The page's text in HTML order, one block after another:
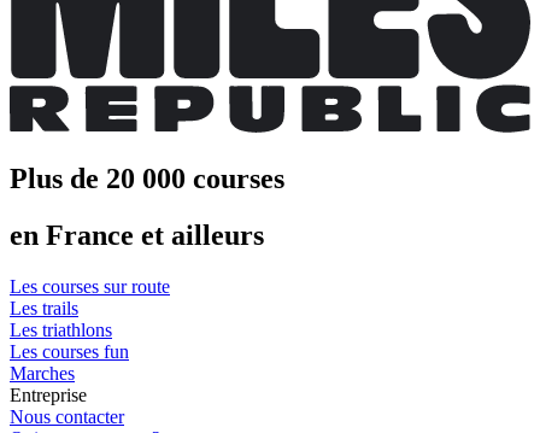
Plus de 20 000 courses
en France et ailleurs
Les courses sur route
Les trails
Les triathlons
Les courses fun
Marches
Entreprise
Nous contacter